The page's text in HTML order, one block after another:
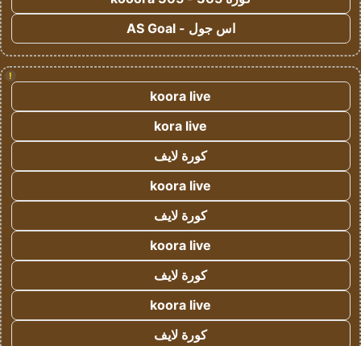
اس جول - AS Goal
!
koora live
kora live
كورة لايف
koora live
كورة لايف
koora live
كورة لايف
koora live
كورة لايف